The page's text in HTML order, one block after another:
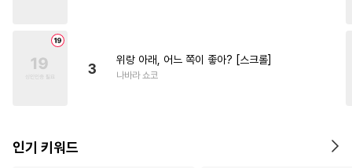
3
위랑 아래, 어느 쪽이 좋아? [스크롤]
나바라 쇼코
인기 키워드